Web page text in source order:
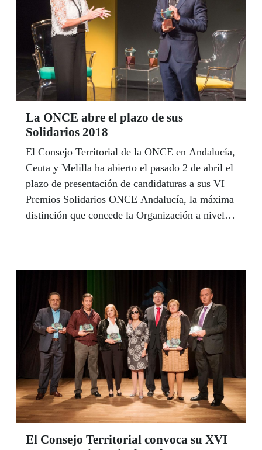
viajar por España a través de talleres en los que
los participantes tuvieron que preparar sus
maletas, conocer las costumbres de los destinos
elegidos, en este caso Andalucía, Galicia y
Cataluña, y disfrutar del flamenco. Hasta
pudieron repasar inglés ya que planean salir
fuera de España en sus próximas actividades.
La ONCE abre el plazo de sus
Solidarios 2018
El Consejo Territorial de la ONCE en Andalucía,
Ceuta y Melilla ha abierto el pasado 2 de abril el
plazo de presentación de candidaturas a sus VI
Premios Solidarios ONCE Andalucía, la máxima
distinción que concede la Organización a nivel
El Consejo Territorial convoca su XVI